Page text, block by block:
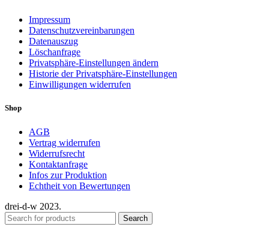
Impressum
Datenschutzvereinbarungen
Datenauszug
Löschanfrage
Privatsphäre-Einstellungen ändern
Historie der Privatsphäre-Einstellungen
Einwilligungen widerrufen
Shop
AGB
Vertrag widerrufen
Widerrufsrecht
Kontaktanfrage
Infos zur Produktion
Echtheit von Bewertungen
drei-d-w 2023.
Search